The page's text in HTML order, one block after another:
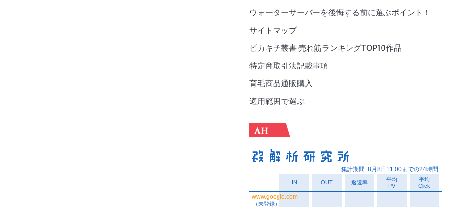
ウォーターサーバーを後悔する前に選ぶポイント！
サイトマップ
ピカキチ叢書 売れ筋ランキングTOP10作品
特定商取引法記載事項
育毛商品通販購入
適用範囲で選ぶ
AH